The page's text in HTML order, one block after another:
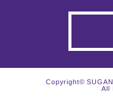
Copyright©
All